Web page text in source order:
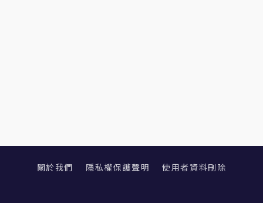
關於我們 隱私權保護聲明 使用者資料刪除